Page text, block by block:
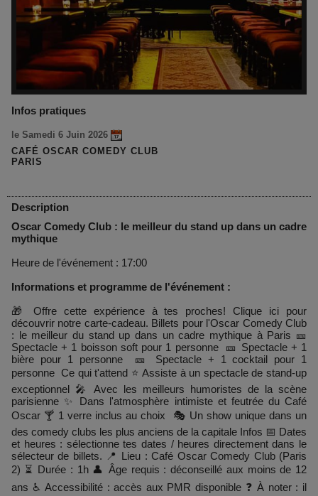
Infos pratiques
le Samedi 6 Juin 2026
CAFÉ OSCAR COMEDY CLUB
PARIS
Description
Oscar Comedy Club : le meilleur du stand up dans un cadre
mythique
Heure de l'événement : 17:00
Informations et programme de l'événement :
🎁 Offre cette expérience à tes proches! Clique ici pour
découvrir notre carte-cadeau. Billets pour l'Oscar Comedy Club
: le meilleur du stand up dans un cadre mythique à Paris 🎫
Spectacle + 1 boisson soft pour 1 personne 🎫 Spectacle + 1
bière pour 1 personne 🎫 Spectacle + 1 cocktail pour 1
personne Ce qui t'attend ⭐ Assiste à un spectacle de stand-up
exceptionnel 🎤 Avec les meilleurs humoristes de la scène
parisienne ✨ Dans l'atmosphère intimiste et feutrée du Café
Oscar 🍸 1 verre inclus au choix 🎭 Un show unique dans un
des comedy clubs les plus anciens de la capitale Infos 📅 Dates
et heures : sélectionne tes dates / heures directement dans le
sélecteur de billets. 📍 Lieu : Café Oscar Comedy Club (Paris
2) ⏳ Durée : 1h 👤 Âge requis : déconseillé aux moins de 12
ans ♿ Accessibilité : accès aux PMR disponible ❓ À noter : il